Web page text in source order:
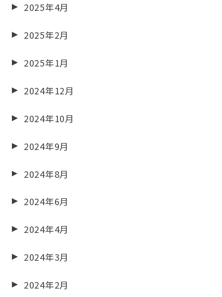
2025年4月
2025年2月
2025年1月
2024年12月
2024年10月
2024年9月
2024年8月
2024年6月
2024年4月
2024年3月
2024年2月